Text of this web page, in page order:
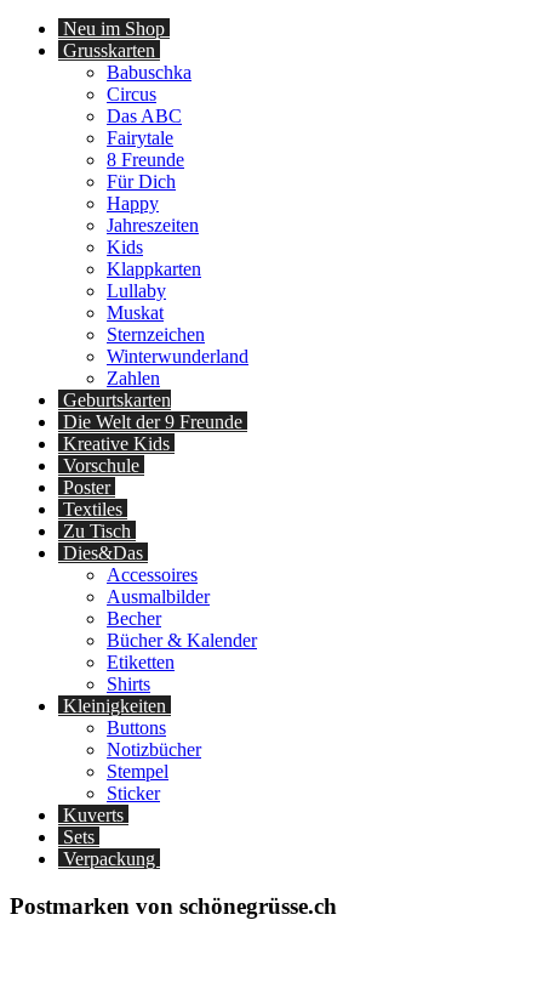
Neu im Shop
Grusskarten
Babuschka
Circus
Das ABC
Fairytale
8 Freunde
Für Dich
Happy
Jahreszeiten
Kids
Klappkarten
Lullaby
Muskat
Sternzeichen
Winterwunderland
Zahlen
Geburtskarten
Die Welt der 9 Freunde
Kreative Kids
Vorschule
Poster
Textiles
Zu Tisch
Dies&Das
Accessoires
Ausmalbilder
Becher
Bücher & Kalender
Etiketten
Shirts
Kleinigkeiten
Buttons
Notizbücher
Stempel
Sticker
Kuverts
Sets
Verpackung
Postmarken von schönegrüsse.ch